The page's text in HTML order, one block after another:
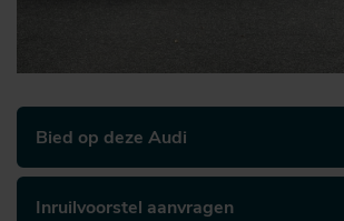
Bied op deze Audi
Inruilvoorstel aanvragen